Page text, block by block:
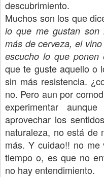
descubrimiento.
Muchos son los que
lo que me gustan son
más de cerveza, el
escucho lo que ponen
que te guste aquello o
sin más resistencia.
no. Pero aun por
experimentar
aprovechar los
naturaleza, no está de
más. Y cuidao!! no me
tiempo o, es que no
no hay entendimiento.